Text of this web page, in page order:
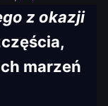
z okazji
marzeń